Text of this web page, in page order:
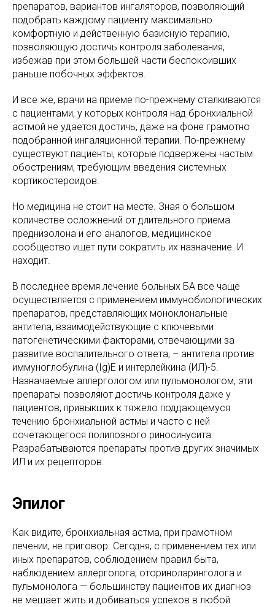
препаратов, вариантов ингаляторов, позволяющий
подобрать каждому пациенту максимально
комфортную и действенную базисную терапию,
позволяющую достичь контроля заболевания,
избежав при этом большей части беспокоивших
раньше побочных эффектов.
И все же, врачи на приеме по-прежнему сталкиваются
с пациентами, у которых контроля над бронхиальной
астмой не удается достичь, даже на фоне грамотно
подобранной ингаляционной терапии. По-прежнему
существуют пациенты, которые подвержены частым
обострениям, требующим введения системных
кортикостероидов.
Но медицина не стоит на месте. Зная о большом
количестве осложнений от длительного приема
преднизолона и его аналогов, медицинское
сообщество ищет пути сократить их назначение. И
находит.
В последнее время лечение больных БА все чаще
осуществляется с применением иммунобиологических
препаратов, представляющих моноклональные
антитела, взаимодействующие с ключевыми
патогенетическими факторами, отвечающими за
развитие воспалительного ответа, – антитела против
иммуноглобулина (Ig)E и интерлейкина (ИЛ)-5.
Назначаемые аллергологом или пульмонологом, эти
препараты позволяют достичь контроля даже у
пациентов, привыкших к тяжело поддающемуся
течению бронхиальной астмы и часто с ней
сочетающегося полипозного риносинусита.
Разрабатываются препараты против других значимых
ИЛ и их рецепторов.
Эпилог
Как видите, бронхиальная астма, при грамотном
лечении, не приговор. Сегодня, с применением тех или
иных препаратов, соблюдением правил быта,
наблюдением аллерголога, оториноларинголога и
пульмонолога — большинству пациентов их диагноз
не мешает жить и добиваться успехов в любой